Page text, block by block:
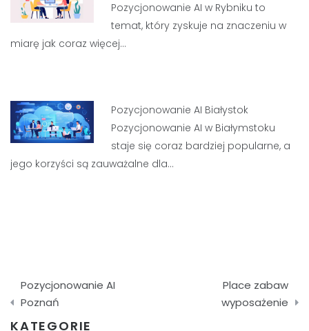
Pozycjonowanie AI w Rybniku to
temat, który zyskuje na znaczeniu w
miarę jak coraz więcej…
Pozycjonowanie AI Białystok
Pozycjonowanie AI w Białymstoku
staje się coraz bardziej popularne, a
jego korzyści są zauważalne dla…
Nawigacja
wpisu
Pozycjonowanie AI
Poznań
Place zabaw
wyposażenie
KATEGORIE